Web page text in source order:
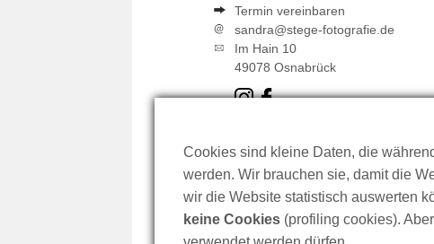
Termin vereinbaren
sandra@stege-fotografie.de
Im Hain 10
49078 Osnabrück
Cookies sind kleine Daten, die
werden. Wir brauchen sie, damit die
wir die Website statistisch auswerten
keine Cookies (profiling cookies).